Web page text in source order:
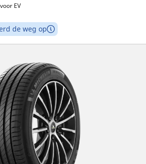
EV
de weg op